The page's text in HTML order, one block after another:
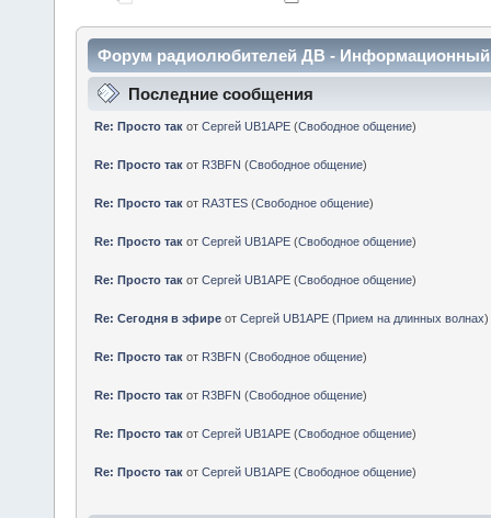
Форум радиолюбителей ДВ - Информационный
Последние сообщения
Re: Просто такот Сергей UB1APE(Свободное общение)
Re: Просто такот R3BFN (Свободное общение)
Re: Просто такот RA3TES(Свободное общение)
Re: Просто такот Сергей UB1APE(Свободное общение)
Re: Просто такот Сергей UB1APE(Свободное общение)
Re: Сегодня в эфиреот Сергей UB1APE(Прием на длинных волнах)
Re: Просто такот R3BFN (Свободное общение)
Re: Просто такот R3BFN (Свободное общение)
Re: Просто такот Сергей UB1APE(Свободное общение)
Re: Просто такот Сергей UB1APE(Свободное общение)